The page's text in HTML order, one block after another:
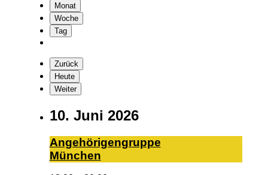
Monat
Woche
Tag
Zurück
Heute
Weiter
10. Juni 2026
An­ge­hö­ri­gen­grup­pe
Mün­chen